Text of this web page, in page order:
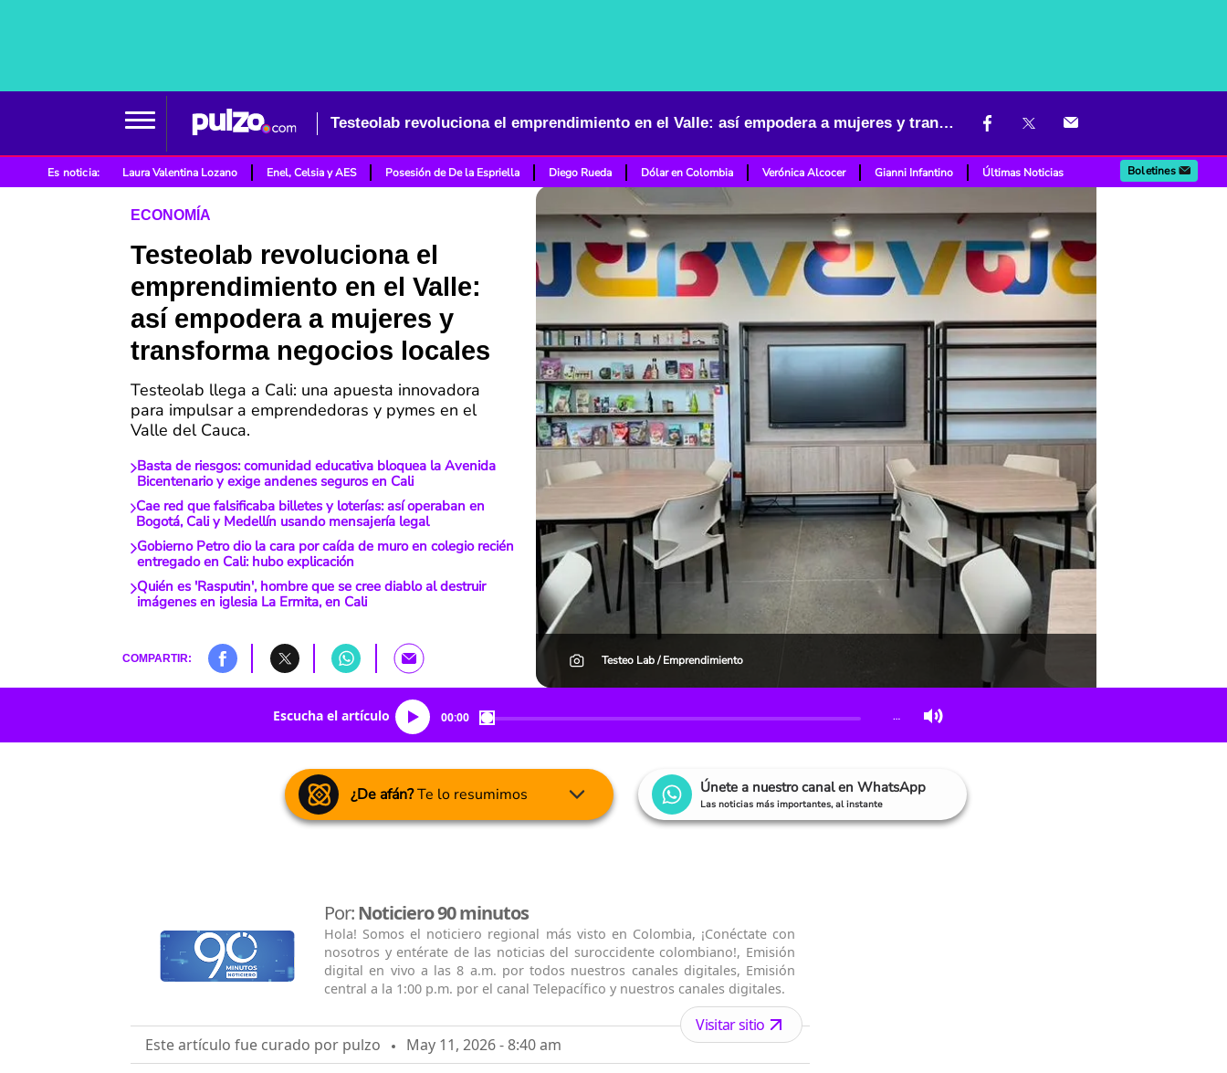
Testeolab revoluciona el emprendimiento en el Valle: así empodera a mujeres y transforma negocios locales
Es noticia: Laura Valentina Lozano Enel, Celsia y AES Posesión de De la Espriella Diego Rueda Dólar en Colombia Verónica Alcocer Gianni Infantino Últimas Noticias Boletines
ECONOMÍA
Testeolab revoluciona el
emprendimiento en el Valle:
así empodera a mujeres y
transforma negocios locales
Testeolab llega a Cali: una apuesta innovadora
para impulsar a emprendedoras y pymes en el
Valle del Cauca.
Basta de riesgos: comunidad educativa bloquea la Avenida
Bicentenario y exige andenes seguros en Cali
Cae red que falsificaba billetes y loterías: así operaban en
Bogotá, Cali y Medellín usando mensajería legal
Gobierno Petro dio la cara por caída de muro en colegio recién
entregado en Cali: hubo explicación
Quién es 'Rasputin', hombre que se cree diablo al destruir
imágenes en iglesia La Ermita, en Cali
COMPARTIR: Testeo Lab / Emprendimiento
Escucha el artículo 00:00 …
¿De afán?Te lo resumimos Únete a nuestro canal en WhatsApp
Las noticias más importantes, al instante
Por:Noticiero 90 minutos
Hola! Somos el noticiero regional más visto en Colombia, ¡Conéctate con
nosotros y entérate de las noticias del suroccidente colombiano!, Emisión
digital en vivo a las 8 a.m. por todos nuestros canales digitales, Emisión
central a la 1:00 p.m. por el canal Telepacífico y nuestros canales digitales.
Este artículo fue curado por pulzo May 11, 2026 - 8:40 am
Visitar sitio